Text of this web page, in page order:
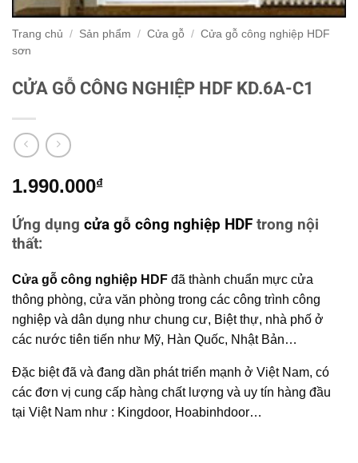
Trang chủ / Sản phẩm / Cửa gỗ / Cửa gỗ công nghiệp HDF
sơn
CỬA GỖ CÔNG NGHIỆP HDF KD.6A-C1
1.990.000₫
Ứng dụng cửa gỗ công nghiệp HDF trong nội
thất:
Cửa gỗ công nghiệp HDF đã thành chuẩn mực cửa
thông phòng, cửa văn phòng trong các công trình công
nghiệp và dân dụng như chung cư, Biệt thự, nhà phố ở
các nước tiên tiến như Mỹ, Hàn Quốc, Nhật Bản…
Đặc biệt đã và đang dần phát triển mạnh ở Việt Nam, có
các đơn vị cung cấp hàng chất lượng và uy tín hàng đầu
tại Việt Nam như : Kingdoor, Hoabinhdoor…